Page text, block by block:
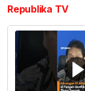
Republika TV